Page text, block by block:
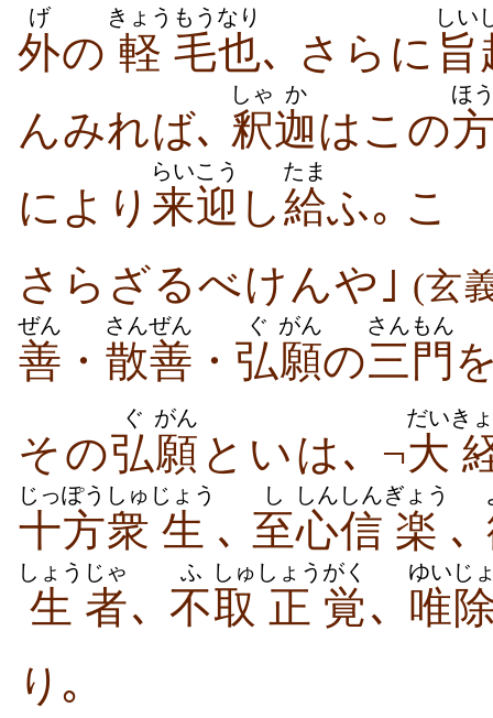
外
げ
の 軽
きょう
毛
もう
也
なり
､ さらに 旨
しい
んみれば､ 釈
しゃ
迦
か
はこの
ほ
により 来迎
らいこう
し給
たま
ふ｡ こ
さらざるべけんや｣ (玄
善
ぜん
・ 散善
さんぜん
・ 弘
ぐ
願
がん
の三門
さんもん
その弘
ぐ
願
がん
といは､ ¬大
だいき
十方
じっぽう
衆
しゅ
生
じょう
､ 至
し
心
しん
信
しん
楽
ぎょう
､
生
しょう
者
じゃ
､ 不
ふ
取
しゅ
正
しょう
覚
がく
､ 唯
ゆい じ
り｡